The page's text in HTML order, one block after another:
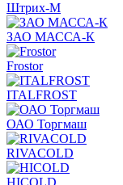
Штрих-М
ЗАО МАССА-К
Frostor
ITALFROST
ОАО Торгмаш
RIVACOLD